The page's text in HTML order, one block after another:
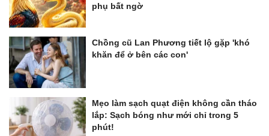
phụ bất ngờ
Chồng cũ Lan Phương tiết lộ gặp 'khó
khăn để ở bên các con'
Mẹo làm sạch quạt điện không cần tháo
lắp: Sạch bóng như mới chỉ trong 5
phút!